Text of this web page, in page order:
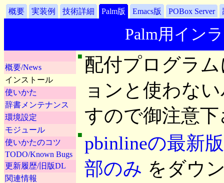
概要 実装例 技術詳細 Palm版 Emacs版 POBox Server
Palm用イン
概要/News
インストール
使いかた
辞書メンテナンス
環境設定
モジュール
使いかたのコツ
TODO/Known Bugs
更新履歴/旧版DL
関連情報
■ 配付プログラム
ョンと使わな
すので御注意
■ pbinlineの最新版
部のみ をダウ